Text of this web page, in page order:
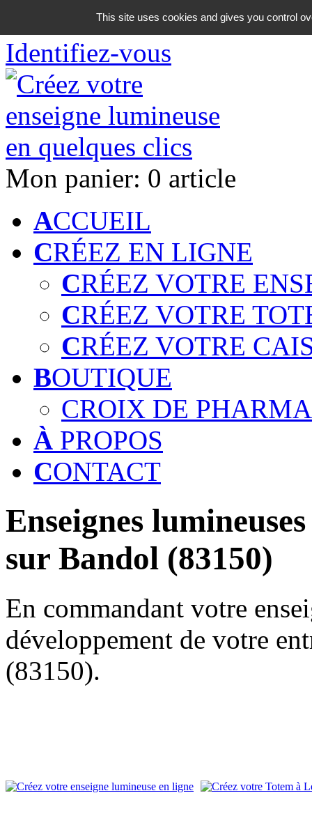
06 18 42 08 59
Identifiez-vous
Mon panier: 0 article
ACCUEIL
CRÉEZ EN LIGNE
CRÉEZ VOTRE
CRÉEZ VOTRE
CRÉEZ VOTRE
BOUTIQUE
CROIX DE
À PROPOS
CONTACT
Enseignes
sur Bandol (83150)
En commandant votre
développement de votre
(83150).
This site uses cookies and gives you control